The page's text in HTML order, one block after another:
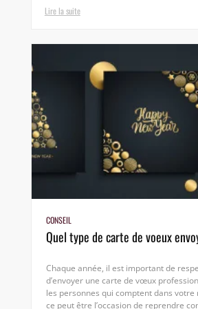
Lire la suite
CONSEIL
Quel type de carte de voeux
Chaque année, il est important de
d’envoyer une carte de vœux
les personnes qui comptent dans votre
ce peut être l’occasion de reprendre